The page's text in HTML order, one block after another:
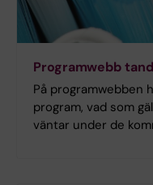
Programwebb
På
program, vad som
väntar under de